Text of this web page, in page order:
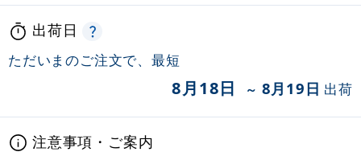
出荷日
ただいまのご注文で、最短
8月18日 ～ 8月19日 出荷
注意事項・ご案内